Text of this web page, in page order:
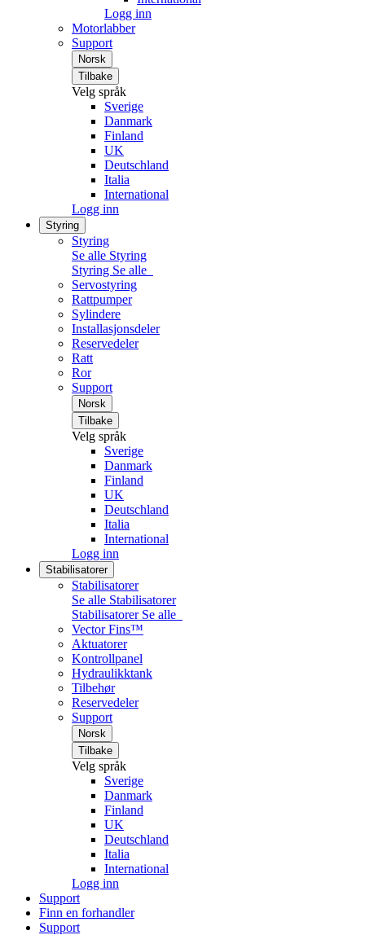
Logg inn
Motorlabber
Support
Norsk
Tilbake
Velg språk
Sverige
Danmark
Finland
UK
Deutschland
Italia
International
Logg inn
Styring
Styring
Se alle Styring
Styring Se alle
Servostyring
Rattpumper
Sylindere
Installasjonsdeler
Reservedeler
Ratt
Ror
Support
Norsk
Tilbake
Velg språk
Sverige
Danmark
Finland
UK
Deutschland
Italia
International
Logg inn
Stabilisatorer
Stabilisatorer
Se alle Stabilisatorer
Stabilisatorer Se alle
Vector Fins™
Aktuatorer
Kontrollpanel
Hydraulikktank
Tilbehør
Reservedeler
Support
Norsk
Tilbake
Velg språk
Sverige
Danmark
Finland
UK
Deutschland
Italia
International
Logg inn
Support
Finn en forhandler
Support